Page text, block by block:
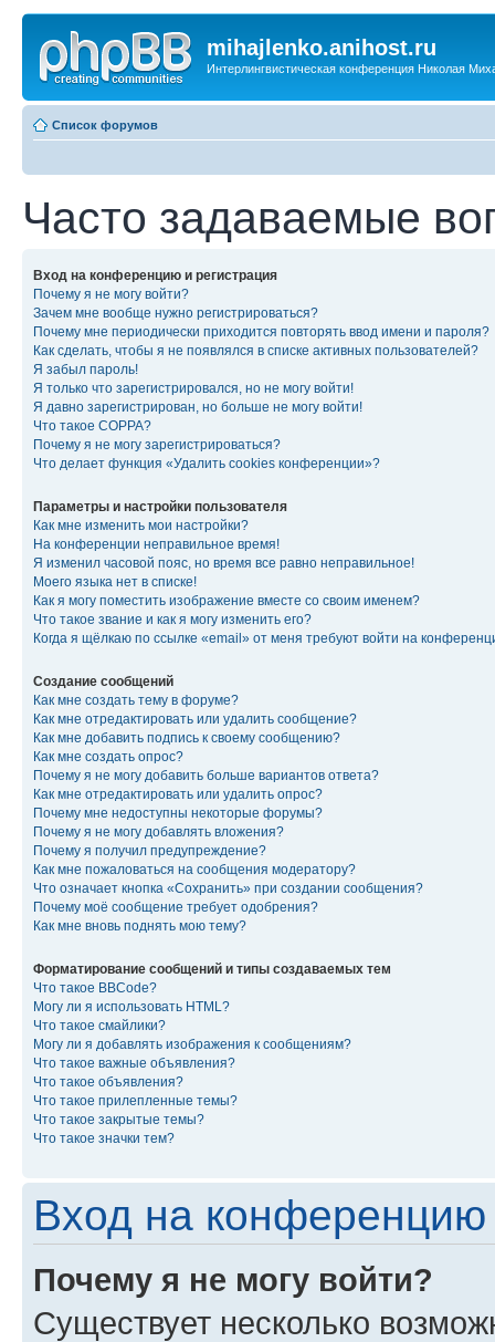
mihajlenko.anihost.ru
Интерлингвистическая конференция Николая
Список форумов
Часто задаваемые
Вход на конференцию и регистрация
Почему я не могу войти?
Зачем мне вообще нужно регистрироваться?
Почему мне периодически приходится повторять ввод имени и пароля?
Как сделать, чтобы я не появлялся в списке активных пользователей?
Я забыл пароль!
Я только что зарегистрировался, но не могу войти!
Я давно зарегистрирован, но больше не могу войти!
Что такое COPPA?
Почему я не могу зарегистрироваться?
Что делает функция «Удалить cookies конференции»?
Параметры и настройки пользователя
Как мне изменить мои настройки?
На конференции неправильное время!
Я изменил часовой пояс, но время все равно неправильное!
Моего языка нет в списке!
Как я могу поместить изображение вместе со своим именем?
Что такое звание и как я могу изменить его?
Когда я щёлкаю по ссылке «email» от меня требуют войти на
Создание сообщений
Как мне создать тему в форуме?
Как мне отредактировать или удалить сообщение?
Как мне добавить подпись к своему сообщению?
Как мне создать опрос?
Почему я не могу добавить больше вариантов ответа?
Как мне отредактировать или удалить опрос?
Почему мне недоступны некоторые форумы?
Почему я не могу добавлять вложения?
Почему я получил предупреждение?
Как мне пожаловаться на сообщения модератору?
Что означает кнопка «Сохранить» при создании сообщения?
Почему моё сообщение требует одобрения?
Как мне вновь поднять мою тему?
Форматирование сообщений и типы создаваемых тем
Что такое BBCode?
Могу ли я использовать HTML?
Что такое смайлики?
Могу ли я добавлять изображения к сообщениям?
Что такое важные объявления?
Что такое объявления?
Что такое прилепленные темы?
Что такое закрытые темы?
Что такое значки тем?
Вход на конференцию
Почему я не могу войти?
Существует несколько